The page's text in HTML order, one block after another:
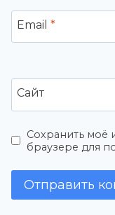
Email *
Сайт
Сохранить моё
браузере для